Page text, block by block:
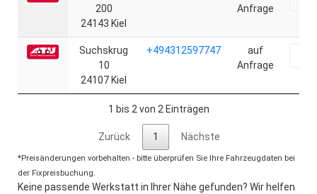
200
24143 Kiel
Anfrage
Suchskrug
10
24107 Kiel
+494312597747
auf
Anfrage
1 bis 2 von 2 Einträgen
Zurück 1 Nächste
*Preisänderungen vorbehalten - bitte überprüfen Sie Ihre Fahrzeugdaten bei
der Fixpreisbuchung.
Keine passende Werkstatt in Ihrer Nähe gefunden? Wir helfen